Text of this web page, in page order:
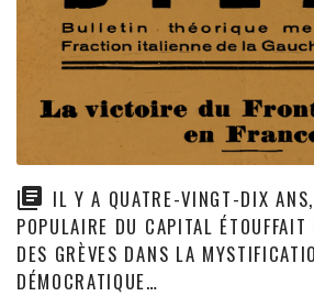
IL Y A QUATRE-VINGT-DIX
POPULAIRE DU CAPITAL ÉTOUFFAIT
DES GRÈVES DANS LA
DÉMOCRATIQUE…